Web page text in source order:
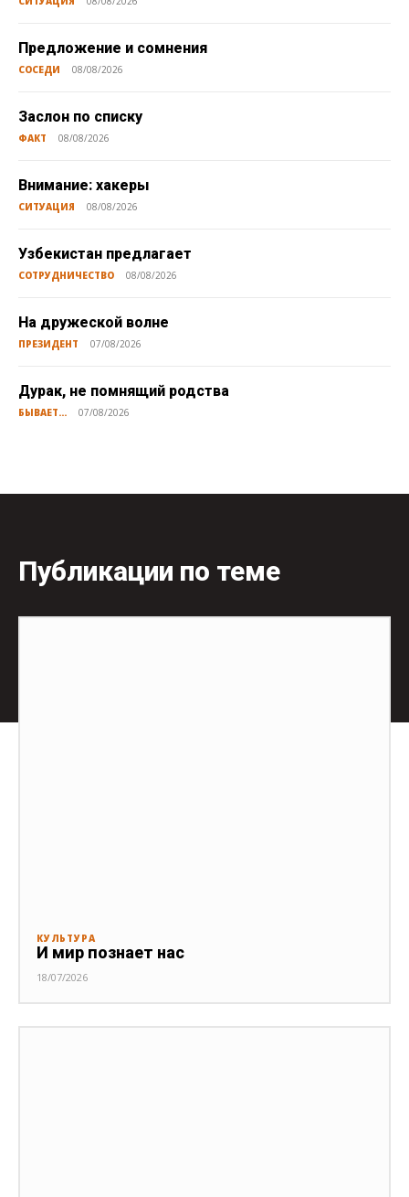
Предложение и сомнения
СОСЕДИ 08/08/2026
Заслон по списку
ФАКТ 08/08/2026
Внимание: хакеры
СИТУАЦИЯ 08/08/2026
Узбекистан предлагает
СОТРУДНИЧЕСТВО 08/08/2026
На дружеской волне
ПРЕЗИДЕНТ 07/08/2026
Дурак, не помнящий родства
БЫВАЕТ... 07/08/2026
Публикации по теме
КУЛЬТУРА
И мир познает нас
18/07/2026